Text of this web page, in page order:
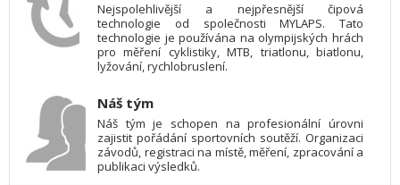
Nejspolehlivější a nejpřesnější čipová
technologie od společnosti MYLAPS. Tato
technologie je používána na olympijských hrách
pro měření cyklistiky, MTB, triatlonu, biatlonu,
lyžování, rychlobruslení.
Náš tým
Náš tým je schopen na profesionální úrovni
zajistit pořádání sportovních soutěží. Organizaci
závodů, registraci na místě, měření, zpracování a
publikaci výsledků.